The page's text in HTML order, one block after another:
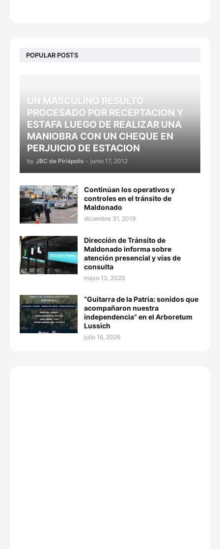
POPULAR POSTS
UN MASCULINO RESULTÓ
PROCESADO POR RECEPTACION Y
ESTAFA LUEGO DE REALIZAR UNA
MANIOBRA CON UN CHEQUE EN
PERJUICIO DE ESTACION
by JBC de Piriápolis - junio 17, 2012
Continúan los operativos y
controles en el tránsito de
Maldonado
diciembre 31, 2019
Dirección de Tránsito de
Maldonado informa sobre
atención presencial y vías de
consulta
mayo 13, 2020
“Guitarra de la Patria: sonidos que
acompañaron nuestra
independencia” en el Arboretum
Lussich
julio 16, 2026